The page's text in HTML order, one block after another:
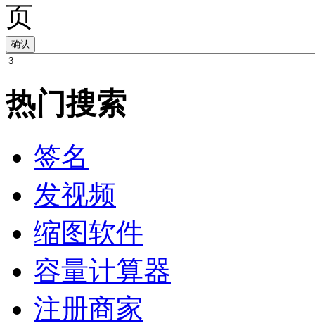
页
确认
热门搜索
签名
发视频
缩图软件
容量计算器
注册商家